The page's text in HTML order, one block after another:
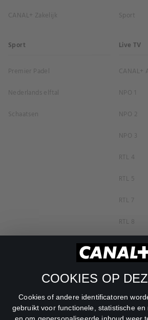
COOKIES OP
Cookies of andere identificatoren
gebruikt voor functionele, statistische
CANAL+ Zakelijk
Sport
Sport
Premier Padel
Nederlands elftal
Schaatsen
Live TV
CANAL+
NPO 1
NPO 2
NPO 3
RTL 4
RTL 5
RTL 7
RTL 8
RTL Z
SBS6
Veronica